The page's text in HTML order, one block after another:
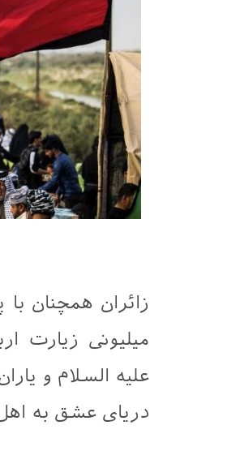
زائران همچنان
میلیونی زیارت
علیه السلام و
دریای عشق به